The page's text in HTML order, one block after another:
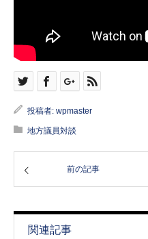
投稿者: wpmaster
地方議員対談
前の記事
関連記事